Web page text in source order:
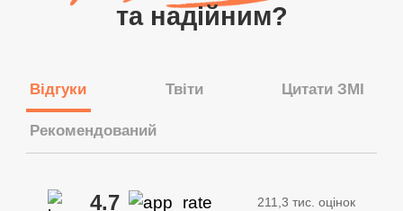
та надійним?
Відгуки Твіти Цитати ЗМІ
Рекомендований
4.7 211,3 тис. оцінок